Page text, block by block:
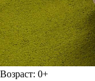
Возраст: 0+